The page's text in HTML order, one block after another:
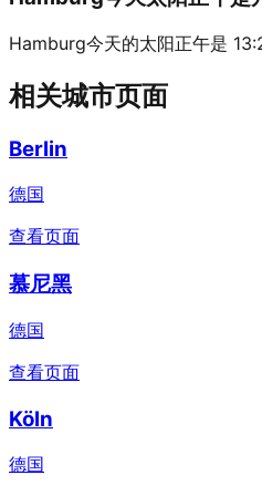
Hamburg今天的太阳正午是
相关城市页面
Berlin
德国
查看页面
慕尼黑
德国
查看页面
Köln
德国